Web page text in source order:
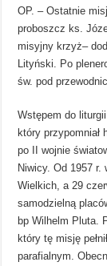
OP. – Ostatnie
proboszcz ks.
misyjny krzyż–
Lityński. Po
św. pod
Wstępem do
który
po II wojnie
Niwicy. Od 1957 r.
Wielkich, a 29
samodzielną
bp Wilhelm Pluta.
który tę misję
parafialnym.